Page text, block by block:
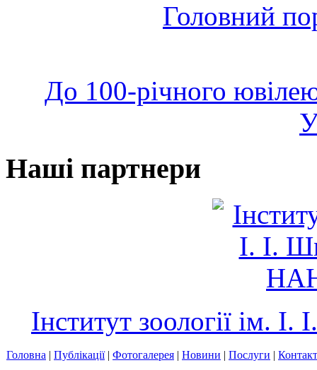
Головний
До 100-річного
Наші партнери
Інститут зоології ім.
Головна | Публікації| Фотогалерея | Новини | Послуги |